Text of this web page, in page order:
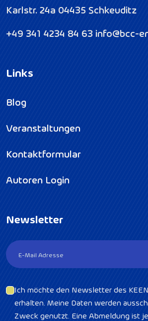
Karlstr. 24a 04435 Schkeuditz
+49 341 4234 84 63 info@bcc-
Links
Blog
Veranstaltungen
Kontaktformular
Autoren Login
Newsletter
Ich möchte den Newsletter des
erhalten. Meine Daten werden
Zweck genutzt. Eine Abmeldung ist